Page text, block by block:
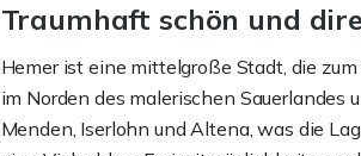
Traumhaft schön und
Hemer ist eine mittelgroße Stadt, die
im Norden des malerischen Sauerlandes
Menden, Iserlohn und Altena, was die